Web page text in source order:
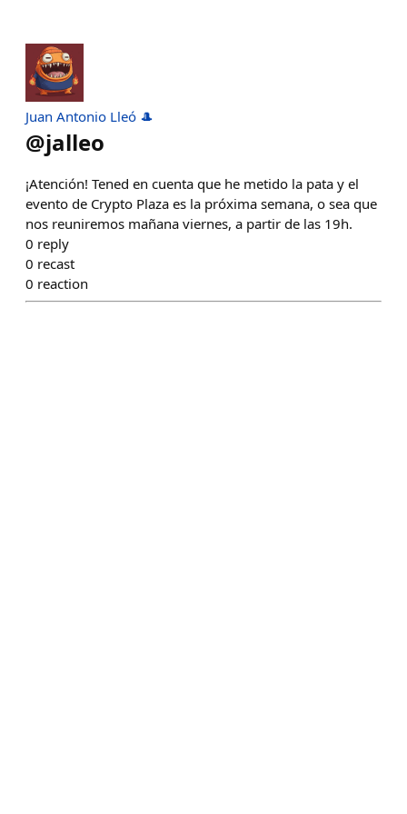
Juan Antonio Lleó 🎩
@jalleo
¡Atención! Tened en cuenta que he metido la pata y el
evento de Crypto Plaza es la próxima semana, o sea que
nos reuniremos mañana viernes, a partir de las 19h.
0 reply
0 recast
0 reaction